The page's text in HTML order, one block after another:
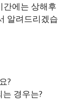
간에는 상해후
알려드리겠습
?
경우는?